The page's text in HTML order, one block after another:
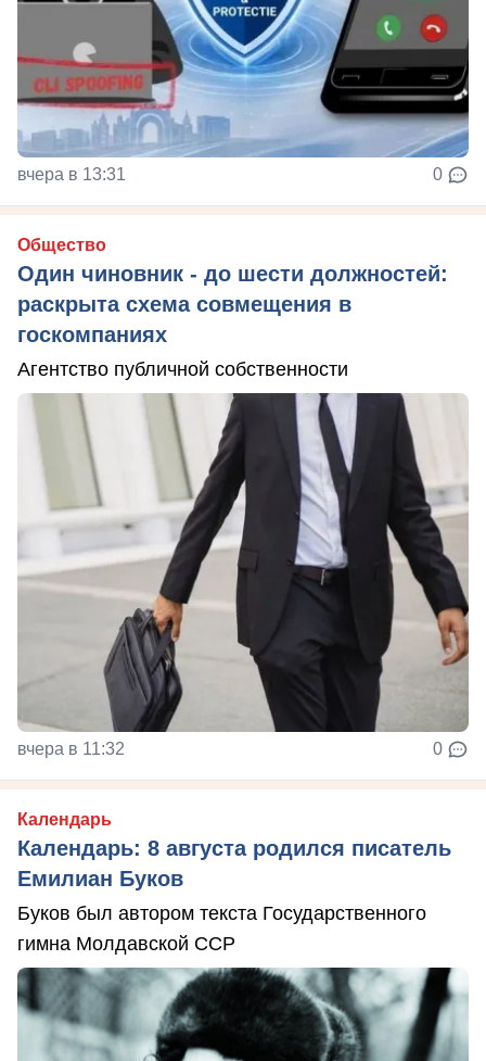
вчера в 13:31 0
Общество
Один чиновник - до шести должностей:
раскрыта схема совмещения в
госкомпаниях
Агентство публичной собственности
вчера в 11:32 0
Календарь
Календарь: 8 августа родился писатель
Емилиан Буков
Буков был автором текста Государственного
гимна Молдавской ССР